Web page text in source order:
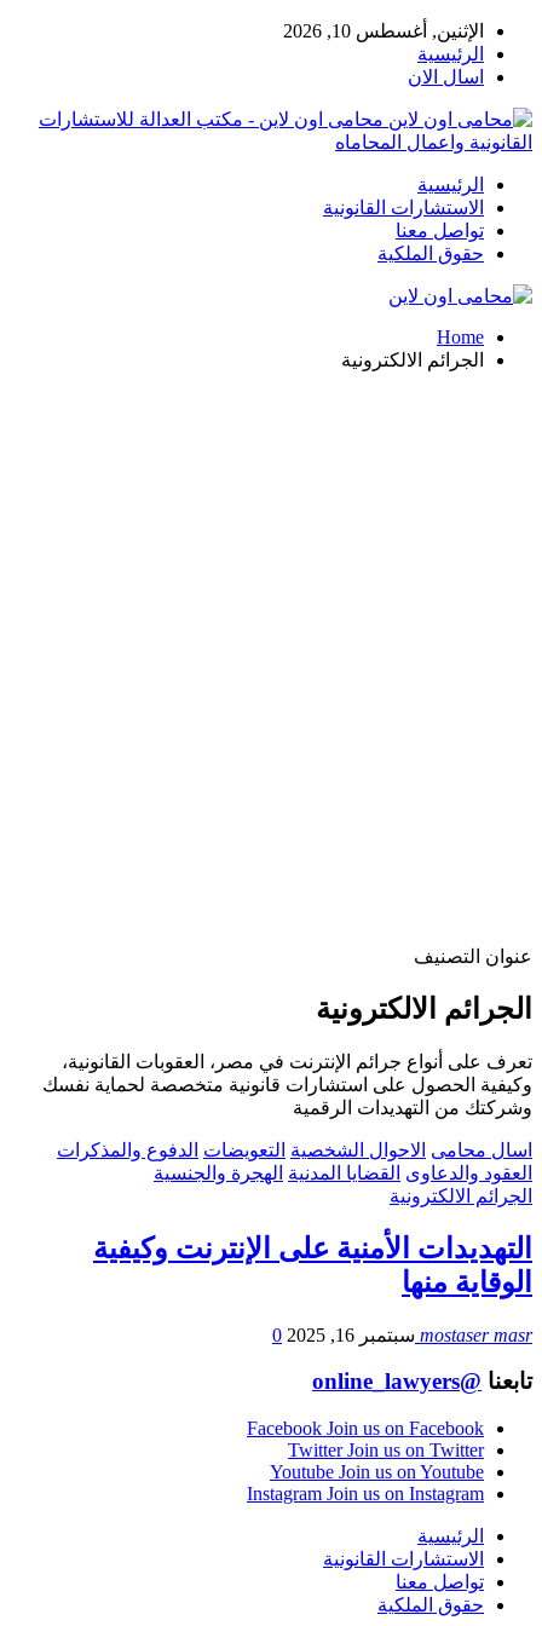
الإثنين, أغسطس 10, 2026
الرئيسية
اسال الان
محامى اون لاين - مكتب العدالة للاستشارات
القانونية واعمال المحاماه
الرئيسية
الاستشارات القانونية
تواصل معنا
حقوق الملكية
Home
الجرائم الالكترونية
عنوان التصنيف
الجرائم الالكترونية
تعرف على أنواع جرائم الإنترنت في مصر، العقوبات القانونية،
وكيفية الحصول على استشارات قانونية متخصصة لحماية نفسك
وشركتك من التهديدات الرقمية
اسال محامى الاحوال الشخصية التعويضات الدفوع والمذكرات
العقود والدعاوى القضايا المدنية الهجرة والجنسية
الجرائم الالكترونية
التهديدات الأمنية على الإنترنت وكيفية
الوقاية منها
mostaser masr سبتمبر 16, 2025 0
تابعنا @online_lawyers
Facebook Join us on Facebook
Twitter Join us on Twitter
Youtube Join us on Youtube
Instagram Join us on Instagram
الرئيسية
الاستشارات القانونية
تواصل معنا
حقوق الملكية